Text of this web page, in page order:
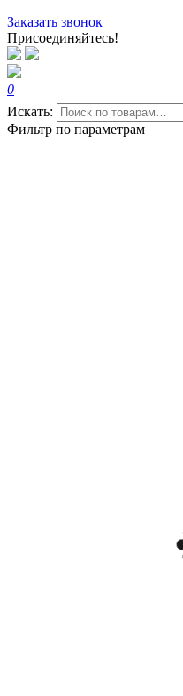
Заказать звонок
Присоединяйтесь!
0
Искать:
Фильтр по параметрам